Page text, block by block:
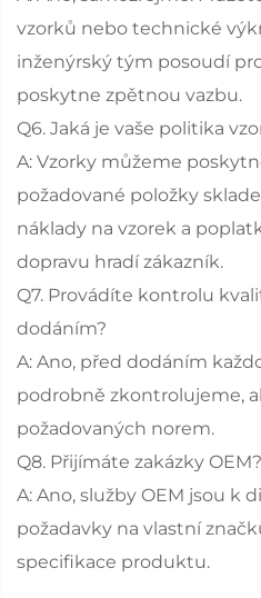
vzorků nebo technické
inženýrský tým posoudí
poskytne zpětnou vazbu.
Q6. Jaká je vaše politika
A: Vzorky můžeme
požadované položky
náklady na vzorek a
dopravu hradí zákazník.
Q7. Provádíte kontrolu
dodáním?
A: Ano, před dodáním
podrobně zkontrolujeme,
požadovaných norem.
Q8. Přijímáte zakázky OEM?
A: Ano, služby OEM jsou k
požadavky na vlastní
specifikace produktu.